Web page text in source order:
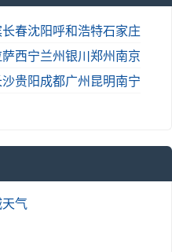
长春沈阳呼和浩特石家庄
西宁兰州银川郑州南京
贵阳成都广州昆明南宁
气